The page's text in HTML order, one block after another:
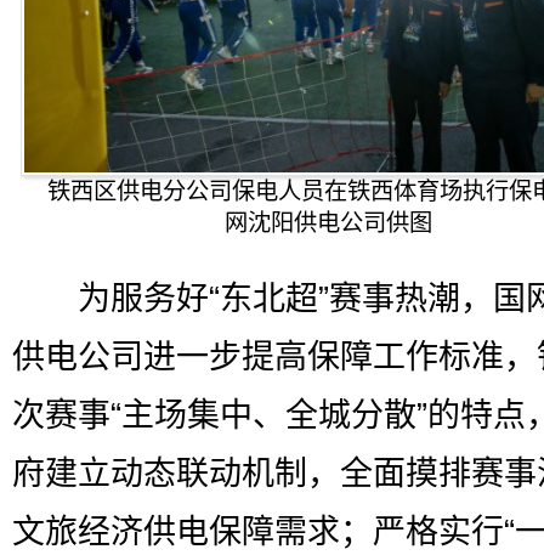
铁西区供电分公司保电人员在铁西体育场执行保
网沈阳供电公司供图
为服务好“东北超”赛事热潮，国
供电公司进一步提高保障工作标准
次赛事“主场集中、全城分散”的特点
府建立动态联动机制，全面摸排赛
文旅经济供电保障需求；严格实行“